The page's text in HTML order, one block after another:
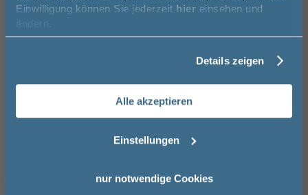
Einwilligung können Sie jederzeit hier einsehen und
ändern.
Details zeigen
Alle akzeptieren
Einstellungen
nur notwendige Cookies
keine Optionen mit Aufpreis ausgewählt
Gesamtpreis 1.539,00 €
In den Warenkorb
Email
Anmelden